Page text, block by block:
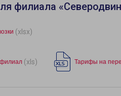
филиала
(xlsx)
(xls) Тарифы на